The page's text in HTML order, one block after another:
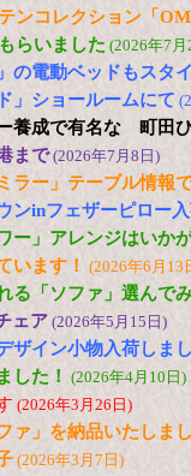
ンコレクション「
らいました (2026年7月
の電動ベッドもスタ
」ショールームにて
養成で有名な 町田
まで(2026年7月8日)
ラー」テーブル情報で
ンinフェザーピロー
ー」アレンジはいか
います！ (2026年6月13
る「ソファ」選んで
ェア (2026年5月15日)
ザイン小物入荷しま
した！ (2026年4月10日)
(2026年3月26日)
ァ」を納品いたしま
(2026年3月7日)